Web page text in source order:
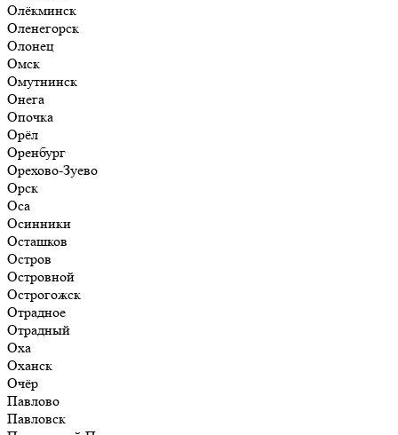
Олёкминск
Оленегорск
Олонец
Омск
Омутнинск
Онега
Опочка
Орёл
Оренбург
Орехово-Зуево
Орск
Оса
Осинники
Осташков
Остров
Островной
Острогожск
Отрадное
Отрадный
Оха
Оханск
Очёр
Павлово
Павловск